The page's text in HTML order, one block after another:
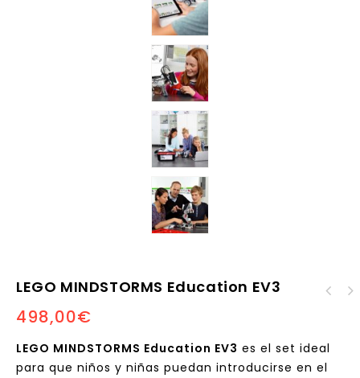
LEGO MINDSTORMS Education EV3
498,00€
LEGO MINDSTORMS Education EV3 es el set ideal
para que niños y niñas puedan introducirse en el